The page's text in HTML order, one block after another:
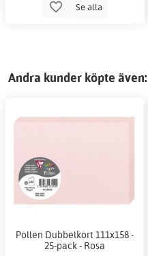
Se alla
Andra kunder köpte även:
Pollen Dubbelkort 111x158 -
25-pack - Rosa